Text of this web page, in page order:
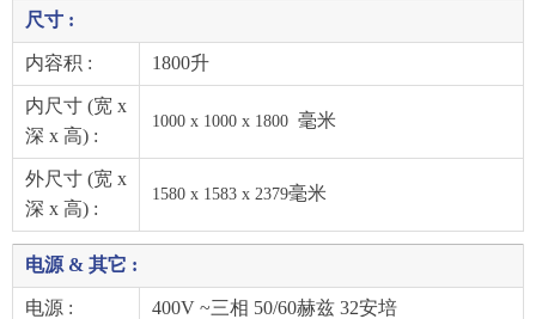
尺寸 :
内容积 : 1800升
内尺寸 (宽 x
深 x 高) :
1000 x 1000 x 1800 毫米
外尺寸 (宽 x
深 x 高) :
1580 x 1583 x 2379毫米
电源 & 其它 :
电源 : 400V ~三相 50/60赫兹 32安培